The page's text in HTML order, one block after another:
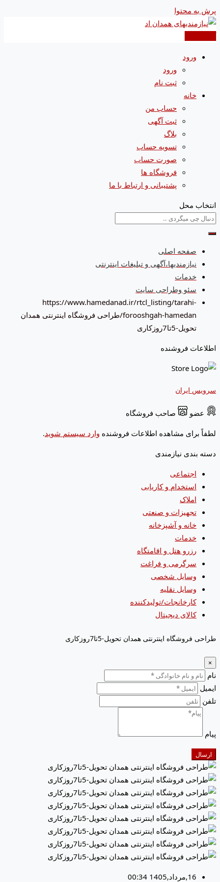
پرش به محتوا
ورود
ورود
ثبت نام
خانه
حساب من
ثبت آگهی
بلاگ
تسویه حساب
صورت حساب
فروشگاه ها
پشتیبانی و ارتباط با ما
انتخاب محل
صفحه اصلی
نیازمندیها،آگهی و تبلیغات اینترنتی
خدمات
سئو وطراحی سایت
https://www.hamedanad.ir/rtcl_listing/tarahi-
forooshgah-hamedan/ طراحی فروشگاه اینترنتی همدان
تحویل-5تا7روزکاری
اطلاعات فروشنده
سرویس ایران
عضو صاحب فروشگاه
لطفاً برای مشاهده اطلاعات فروشنده وارد سیستم شوید.
دسته بندی نیازمندی
اجتماعی
استخدام و کاریابی
املاک
تجهیزات و صنعتی
خانه و آشپزخانه
خدمات
رزرو هتل و اقامتگاه
سرگرمی و فراغت
وسایل شخصی
وسایل نقلیه
کارخانجات/تولیدکننده
کالای دیجیتال
طراحی فروشگاه اینترنتی همدان تحویل-5تا7روزکاری
×
نام
ایمیل
تلفن
پیام
ارسال
16,مرداد,1405 00:34